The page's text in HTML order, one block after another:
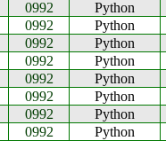
0992 Python
0992 Python
0992 Python
0992 Python
0992 Python
0992 Python
0992 Python
0992 Python